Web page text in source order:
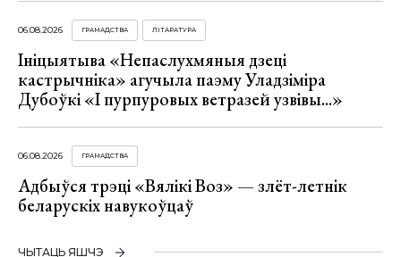
06.08.2026 ГРАМАДСТВА ЛІТАРАТУРА
Ініцыятыва «Непаслухмяныя дзеці
кастрычніка» агучыла паэму Уладзіміра
Дубоўкі «І пурпуровых ветразей узвівы...»
06.08.2026 ГРАМАДСТВА
Адбыўся трэці «Вялікі Воз» — злёт-летнік
беларускіх навукоўцаў
ЧЫТАЦЬ ЯШЧЭ